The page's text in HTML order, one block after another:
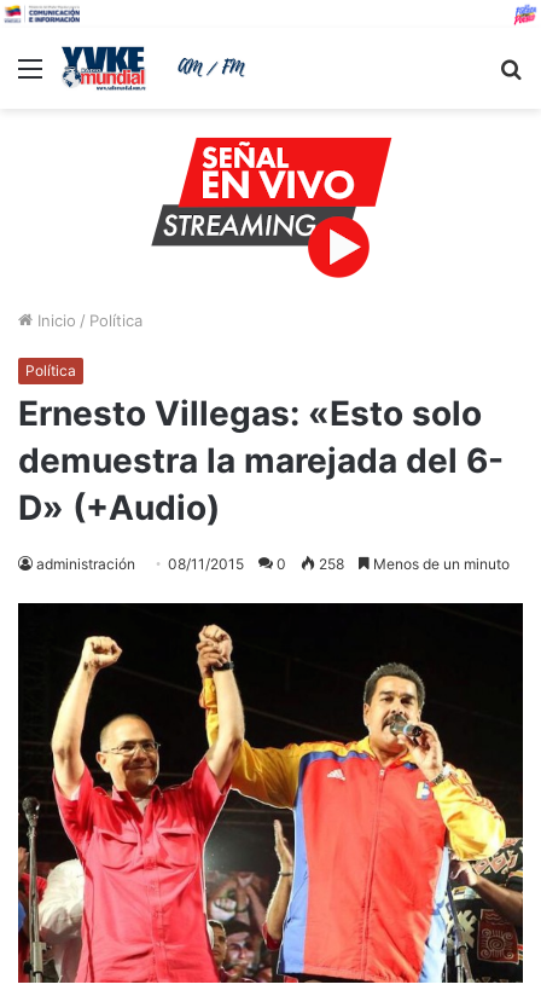
Menu
Inicio / Política
Política
Ernesto Villegas: «Esto solo
demuestra la marejada del 6-
D» (+Audio)
administración 08/11/2015 0 258 Menos de un minuto